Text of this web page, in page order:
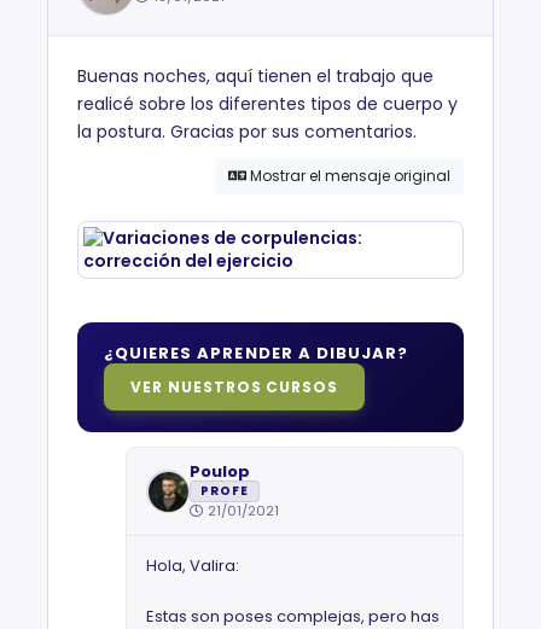
Buenas noches, aquí tienen el trabajo que
realicé sobre los diferentes tipos de cuerpo y
la postura. Gracias por sus comentarios.
Mostrar el mensaje original
¿QUIERES APRENDER A DIBUJAR?
VER NUESTROS CURSOS
Poulop
PROFE
21/01/2021
Hola, Valira:
Estas son poses complejas, pero has